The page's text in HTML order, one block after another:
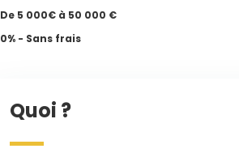
De 5 000€ à 50 000 €
0% - Sans frais
Quoi ?